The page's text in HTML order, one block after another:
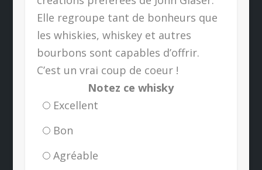
Elle regroupe tant de bonheurs que
les whiskies, whiskey et autres
bourbons sont capables d’offrir.
C’est un vrai coup de coeur !
Notez ce whisky
Excellent
Bon
Agréable